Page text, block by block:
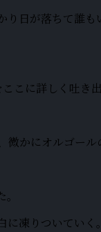
日が落ちて誰
こに詳しく吐き出
かにオルゴール
凍りついていく。